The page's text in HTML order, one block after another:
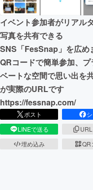
まちづくり・
CAMPFIRE for
CAMPFIREふるさ
イベント参加者がリアル
写真を共有できる
SNS「FesSnap」を広め
QRコードで簡単参加、プ
ベートな空間で思い出を
が実際のURLです
https://fessnap.com/
ポスト
LINEで送る
埋め込み
QR